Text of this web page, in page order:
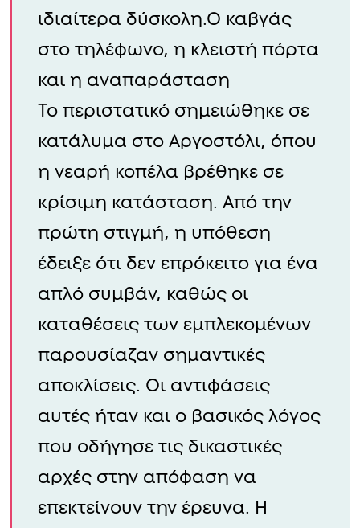
ιδιαίτερα δύσκολη.Ο καβγάς
στο τηλέφωνο, η κλειστή πόρτα
και η αναπαράσταση
Το περιστατικό σημειώθηκε σε
κατάλυμα στο Αργοστόλι, όπου
η νεαρή κοπέλα βρέθηκε σε
κρίσιμη κατάσταση. Από την
πρώτη στιγμή, η υπόθεση
έδειξε ότι δεν επρόκειτο για ένα
απλό συμβάν, καθώς οι
καταθέσεις των εμπλεκομένων
παρουσίαζαν σημαντικές
αποκλίσεις. Οι αντιφάσεις
αυτές ήταν και ο βασικός λόγος
που οδήγησε τις δικαστικές
αρχές στην απόφαση να
επεκτείνουν την έρευνα. Η